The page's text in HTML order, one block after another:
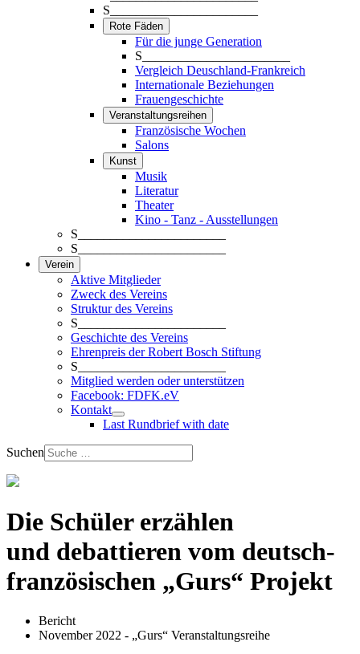
S_______________________
Rote Fäden
Für die junge Generation
S_______________________
Vergleich Deuschland-Frankreich
Internationale Beziehungen
Frauengeschichte
Veranstaltungsreihen
Französische Wochen
Salons
Kunst
Musik
Literatur
Theater
Kino - Tanz - Ausstellungen
S_______________________
S_______________________
Verein
Aktive Mitglieder
Zweck des Vereins
Struktur des Vereins
S_______________________
Geschichte des Vereins
Ehrenpreis der Robert Bosch Stiftung
S_______________________
Mitglied werden oder unterstützen
Facebook: FDFK.eV
Kontakt
Last Rundbrief with date
Suchen
Die Schüler erzählen
und debattieren vom deutsch-
französischen „Gurs“ Projekt
Bericht
November 2022 - „Gurs“ Veranstaltungsreihe